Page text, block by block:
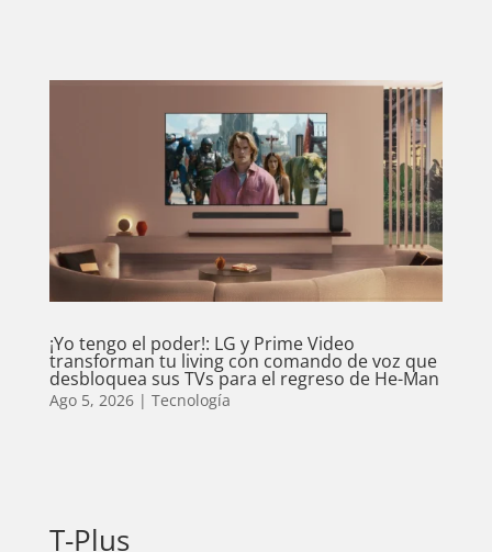
¡Yo tengo el poder!: LG y Prime Video
transforman tu living con comando de voz que
desbloquea sus TVs para el regreso de He-Man
Ago 5, 2026| Tecnología
T-Plus